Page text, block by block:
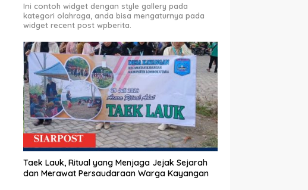
Ini contoh widget dengan style gallery pada
kategori olahraga, anda bisa mengaturnya pada
widget recent post wpberita.
Taek Lauk, Ritual yang Menjaga Jejak Sejarah
dan Merawat Persaudaraan Warga Kayangan